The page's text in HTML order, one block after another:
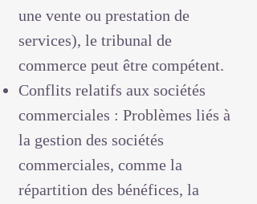
une vente ou prestation de
services), le tribunal de
commerce peut être compétent.
Conflits relatifs aux sociétés
commerciales : Problèmes liés à
la gestion des sociétés
commerciales, comme la
répartition des bénéfices, la